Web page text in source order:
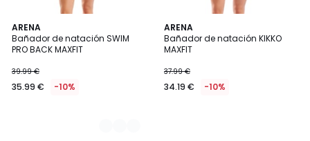
ARENA
Bañador de natación SWIM
PRO BACK MAXFIT
39.99 €
35.99 € -10%
2
Colores
ARENA
Bañador de natación KIKKO
MAXFIT
37.99 €
34.19 € -10%